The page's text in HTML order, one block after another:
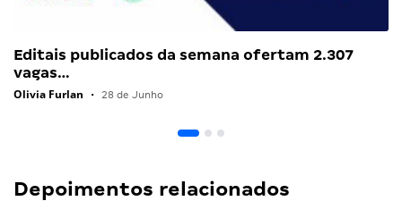
Editais publicados da semana ofertam 2.307
vagas…
Olivia Furlan • 28 de Junho
Depoimentos relacionados